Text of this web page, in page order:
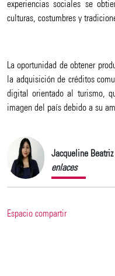
experiencias sociales se
culturas, costumbres y
La oportunidad de obtener
la adquisición de créditos
digital orientado al turismo,
imagen del país debido a su
Jacqueline
enlaces
Espacio compartir